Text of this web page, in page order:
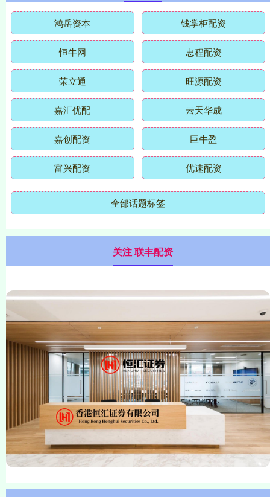
鸿岳资本 钱掌柜配资
恒牛网 忠程配资
荣立通 旺源配资
嘉汇优配 云天华成
嘉创配资 巨牛盈
富兴配资 优速配资
全部话题标签
关注 联丰配资